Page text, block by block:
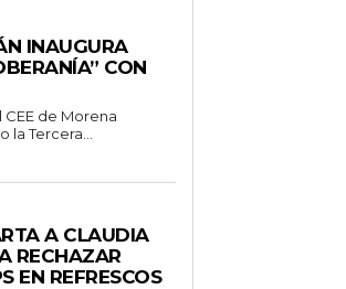
INAUGURA
CON
CEE de Morena
Tercera...
A CLAUDIA
RECHAZAR
EN REFRESCOS